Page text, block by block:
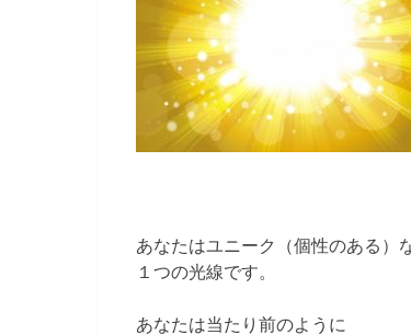
あなたはユニーク（個性のある）
１つの光線です。
あなたは当たり前のように